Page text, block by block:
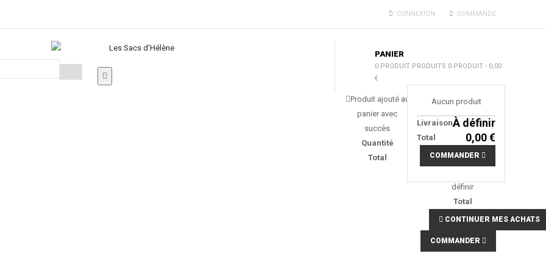
CONNEXION COMMANDE
PANIER
0 PRODUIT PRODUITS 0 PRODUIT - 0,00
€
Aucun produit
À définir
Livraison
0,00 €
Total
COMMANDER
Produit ajouté au
panier avec
succès
Quantité
Total
Il y a0produits
dans votre panier.
Il y a 1 produit
dans votre panier.
Total produits
définir
Total
CONTINUER MES ACHATS
COMMANDER